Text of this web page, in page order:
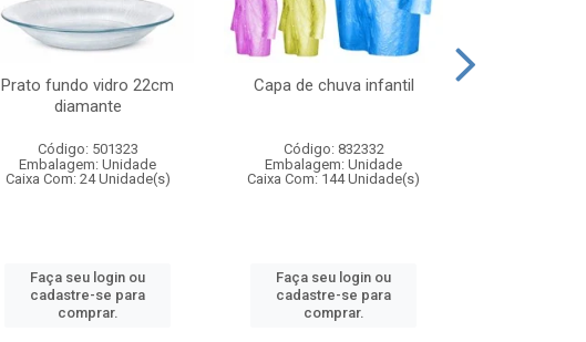
Prato fundo vidro 22cm
diamante
Código: 501323
Embalagem: Unidade
Caixa Com: 24 Unidade(s)
Faça seu login ou
cadastre-se para
comprar.
Capa de chuva infantil
Código: 832332
Embalagem: Unidade
Caixa Com: 144 Unidade(s)
Faça seu login ou
cadastre-se para
comprar.